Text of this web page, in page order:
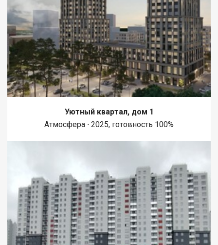
Уютный квартал, дом 1
Атмосфера ∙ 2025, готовность 100%